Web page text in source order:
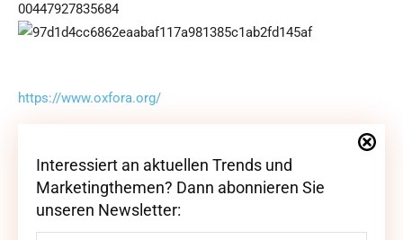
00447927835684
https://www.oxfora.org/
Interessiert an aktuellen Trends und
Marketingthemen? Dann abonnieren Sie
unseren Newsletter:
Interessiert an aktuellen Trends und
Marketingthemen? Dann abonnieren Sie
unseren Newsletter: